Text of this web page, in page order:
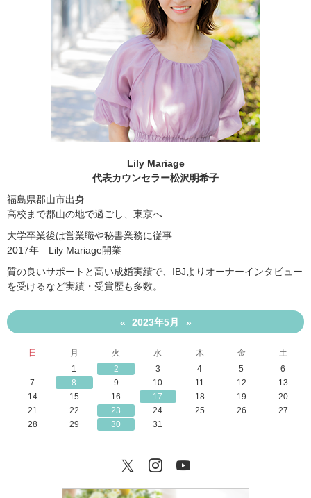
Lily Mariage
代表カウンセラー松沢明希子
福島県郡山市出身
高校まで郡山の地で過ごし、東京へ
大学卒業後は営業職や秘書業務に従事
2017年 Lily Mariage開業
質の良いサポートと高い成婚実績で、IBJよりオーナーインタビュー
を受けるなど実績・受賞歴も多数。
« 2023年5月 »
日 月 火 水 木 金
土
1
2 3 4 5
6
7
8 9 10 11 12
13
14
15 16 17 18 19
20
21
22 23 24 25 26
27
28
29 30 31
TwitterInstagram